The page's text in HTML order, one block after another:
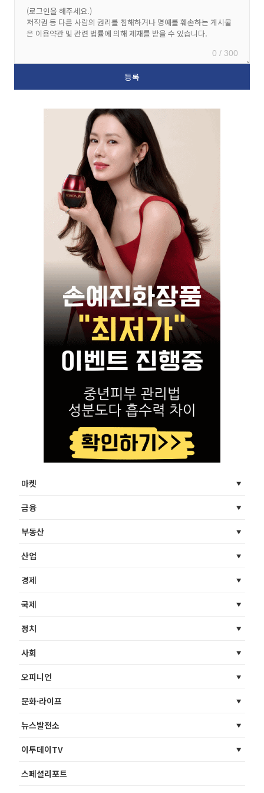
0 / 300
마켓
금융
부동산
산업
경제
국제
정치
사회
오피니언
문화·라이프
뉴스발전소
이투데이TV
스페셜리포트